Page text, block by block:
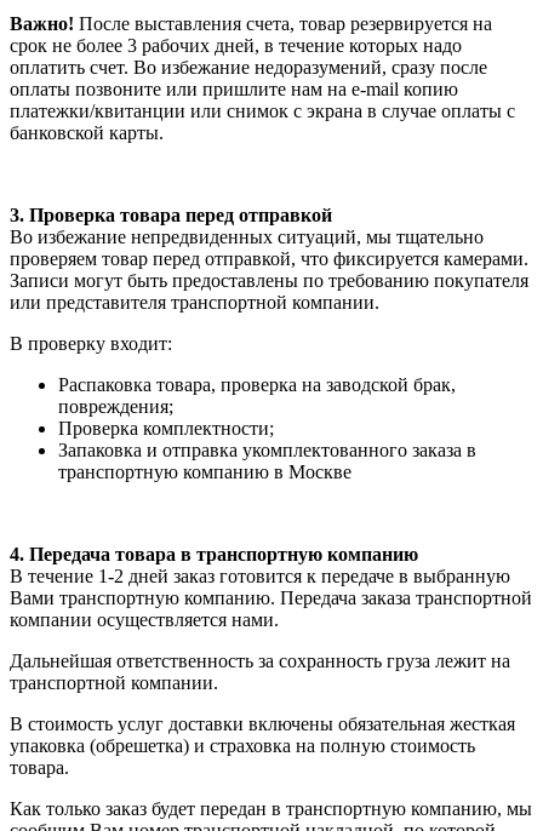
Важно! После выставления счета, товар резервируется на
срок не более 3 рабочих дней, в течение которых надо
оплатить счет. Во избежание недоразумений, сразу после
оплаты позвоните или пришлите нам на e-mail копию
платежки/квитанции или снимок с экрана в случае оплаты с
банковской карты.
3. Проверка товара перед отправкой
Во избежание непредвиденных ситуаций, мы тщательно
проверяем товар перед отправкой, что фиксируется камерами.
Записи могут быть предоставлены по требованию покупателя
или представителя транспортной компании.
В проверку входит:
Распаковка товара, проверка на заводской брак,
повреждения;
Проверка комплектности;
Запаковка и отправка укомплектованного заказа в
транспортную компанию в Москве
4. Передача товара в транспортную компанию
В течение 1-2 дней заказ готовится к передаче в выбранную
Вами транспортную компанию. Передача заказа транспортной
компании осуществляется нами.
Дальнейшая ответственность за сохранность груза лежит на
транспортной компании.
В стоимость услуг доставки включены обязательная жесткая
упаковка (обрешетка) и страховка на полную стоимость
товара.
Как только заказ будет передан в транспортную компанию, мы